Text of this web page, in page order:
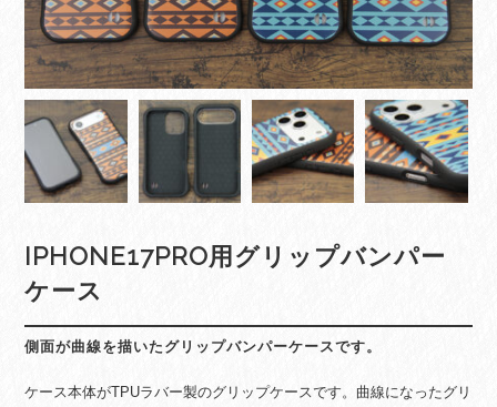
IPHONE17PRO用グリップバンパー
ケース
側面が曲線を描いたグリップバンパーケースです。
ケース本体がTPUラバー製のグリップケースです。曲線になったグリ